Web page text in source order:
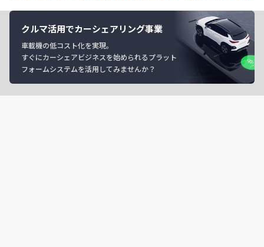
クルマ活用でカーシェアリング事業
車載機の低コスト化を実現。
すぐにカーシェアビジネスを始められるプラット
フォームシステムを活用してみませんか？